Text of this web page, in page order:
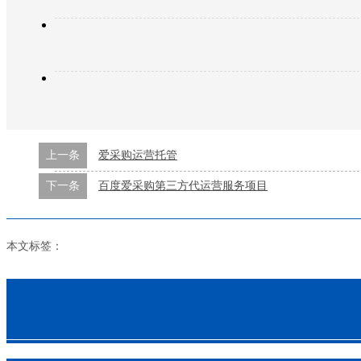
上一条 爱采购运营托管
下一条 百度爱采购第三方代运营服务项目
本文标签：